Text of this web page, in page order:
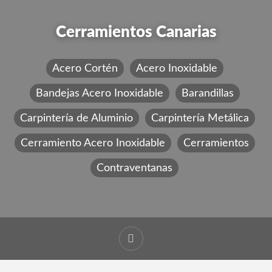
Cerramientos Canarias
Acero Cortén Acero Inoxidable
Bandejas Acero Inoxidable Barandillas
Carpintería de Aluminio Carpintería Metálica
Cerramiento Acero Inoxidable Cerramientos
Contraventanas